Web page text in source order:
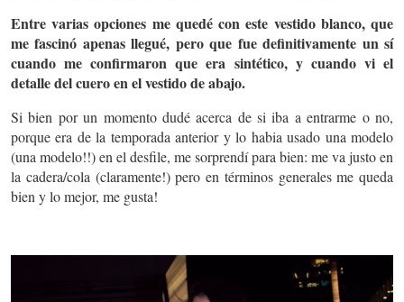
Entre varias opciones me quedé con este vestido blanco, que
me fascinó apenas llegué, pero que fue definitivamente un sí
cuando me confirmaron que era sintético, y cuando vi el
detalle del cuero en el vestido de abajo.
Si bien por un momento dudé acerca de si iba a entrarme o no,
porque era de la temporada anterior y lo habia usado una modelo
(una modelo!!) en el desfile, me sorprendí para bien: me va justo en
la cadera/cola (claramente!) pero en términos generales me queda
bien y lo mejor, me gusta!